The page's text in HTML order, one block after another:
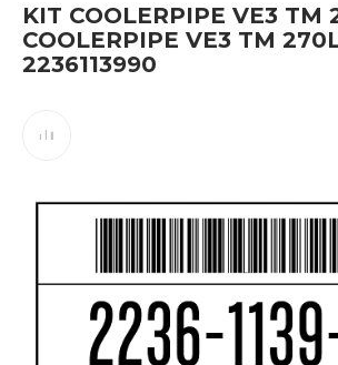
KIT COOLERPIPE VE3 TM
COOLERPIPE VE3 TM
2236113990